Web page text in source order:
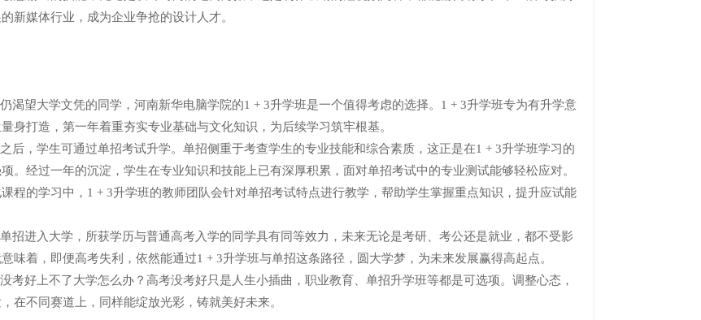
新媒体行业，成为企业争抢的设计人才。
望大学文凭的同学，河南新华电脑学院的1 + 3升学班是一个值得考虑的选择。1 + 3升学班专为有升学意
身打造，第一年着重夯实专业基础与文化知识，为后续学习筑牢根基。
，学生可通过单招考试升学。单招侧重于考查学生的专业技能和综合素质，这正是在1 + 3升学班学习的
。经过一年的沉淀，学生在专业知识和技能上已有深厚积累，面对单招考试中的专业测试能够轻松应对。
程的学习中，1 + 3升学班的教师团队会针对单招考试特点进行教学，帮助学生掌握重点知识，提升应试能
进入大学，所获学历与普通高考入学的同学具有同等效力，未来无论是考研、考公还是就业，都不受影
味着，即便高考失利，依然能通过1 + 3升学班与单招这条路径，圆大学梦，为未来发展赢得高起点。
好上不了大学怎么办？高考没考好只是人生小插曲，职业教育、单招升学班等都是可选项。调整心态，
在不同赛道上，同样能绽放光彩，铸就美好未来。